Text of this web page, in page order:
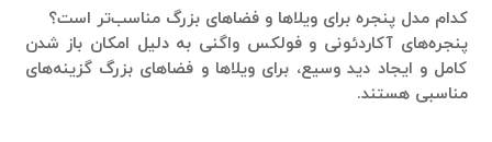
کدام مدل پنجره برای ویلاها و فضاهای بزرگ مناسب‌تر است؟
پنجره‌های آکاردئونی و فولکس واگنی به دلیل امکان باز شدن
کامل و ایجاد دید وسیع، برای ویلاها و فضاهای بزرگ گزینه‌های
مناسبی هستند.